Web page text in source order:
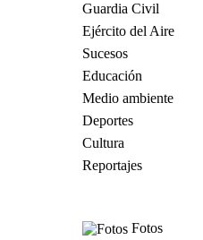
Guardia Civil
Ejército del Aire
Sucesos
Educación
Medio ambiente
Deportes
Cultura
Reportajes
Fotos